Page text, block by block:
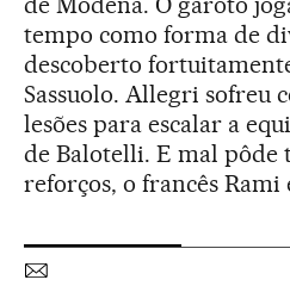
tempo como forma de
descoberto
Sassuolo. Allegri sofreu
lesões para escalar a
de Balotelli. E mal
reforços, o francês Rami